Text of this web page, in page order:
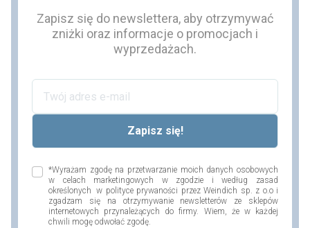
Zapisz się do newslettera, aby otrzymywać
zniżki oraz informacje o promocjach i
wyprzedażach.
*Wyrażam zgodę na przetwarzanie moich danych osobowych
w celach marketingowych w zgodzie i według zasad
określonych w polityce prywaności przez Weindich sp. z o.o i
zgadzam się na otrzymywanie newsletterów ze sklepów
internetowych przynależących do firmy. Wiem, że w każdej
chwili mogę odwołać zgodę.